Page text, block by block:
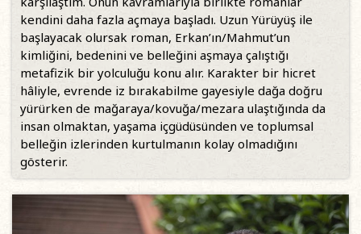
kendini daha fazla açmaya başladı. Uzun Yürüyüş ile
başlayacak olursak roman, Erkan’ın/Mahmut’un
kimliğini, bedenini ve belleğini aşmaya çalıştığı
metafizik bir yolculuğu konu alır. Karakter bir hicret
hâliyle, evrende iz bırakabilme gayesiyle dağa doğru
yürürken de mağaraya/kovuğa/mezara ulaştığında da
insan olmaktan, yaşama içgüdüsünden ve toplumsal
belleğin izlerinden kurtulmanın kolay olmadığını
gösterir.